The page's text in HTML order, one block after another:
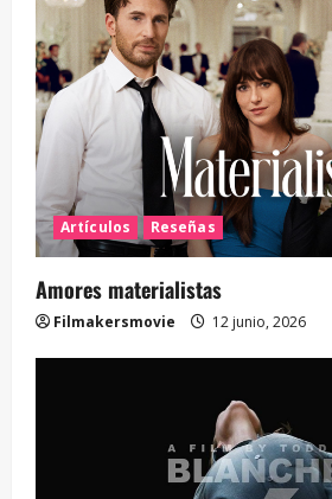
Artículos Reseñas
Amores materialistas
Filmakersmovie 12 junio, 2026